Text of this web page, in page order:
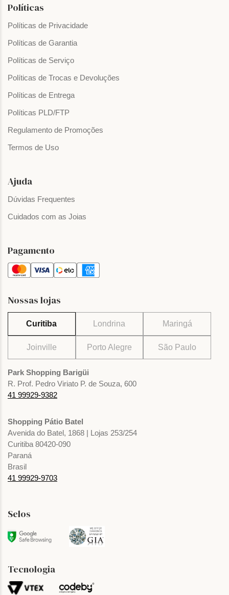
Políticas
Políticas de Privacidade
Políticas de Garantia
Políticas de Serviço
Políticas de Trocas e Devoluções
Políticas de Entrega
Políticas PLD/FTP
Regulamento de Promoções
Termos de Uso
Ajuda
Dúvidas Frequentes
Cuidados com as Joias
Pagamento
Nossas lojas
Curitiba Londrina Maringá
Joinville Porto Alegre São Paulo
Park Shopping Barigüi
R. Prof. Pedro Viriato P. de Souza, 600
41 99929-9382
Shopping Pátio Batel
Avenida do Batel, 1868 | Lojas 253/254
Curitiba 80420-090
Paraná
Brasil
41 99929-9703
Selos
Tecnologia